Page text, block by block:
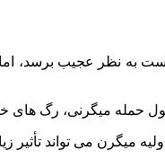
به نظر عجیب برسد،
حمله میگرنی، رگ‌ های
میگرن می‌ تواند تأثیر